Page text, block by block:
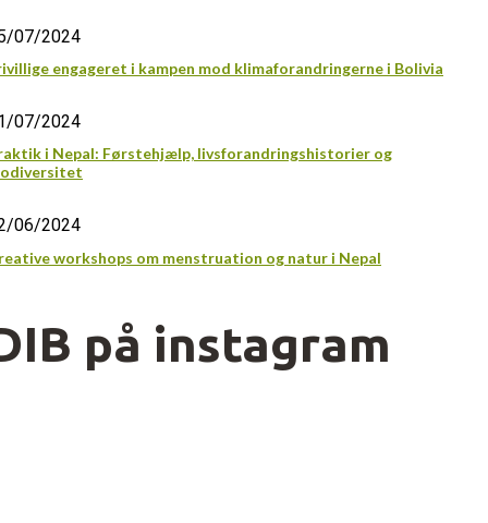
07/2024
engageret i kampen mod klimaforandringerne i Bolivia
07/2024
i Nepal: Førstehjælp, livsforandringshistorier og
06/2024
workshops om menstruation og natur i Nepal
på instagram